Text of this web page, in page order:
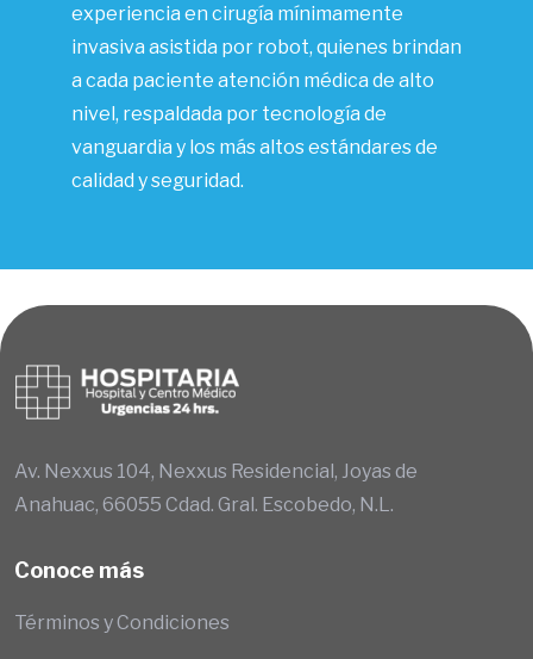
experiencia en cirugía mínimamente
invasiva asistida por robot, quienes brindan
a cada paciente atención médica de alto
nivel, respaldada por tecnología de
vanguardia y los más altos estándares de
calidad y seguridad.
Av. Nexxus 104, Nexxus Residencial, Joyas de
Anahuac, 66055 Cdad. Gral. Escobedo, N.L.
Conoce más
Términos y Condiciones